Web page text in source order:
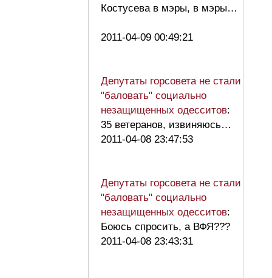
Костусева в мэры, в мэры…
2011-04-09 00:49:21
Депутаты горсовета не стали
"баловать" социально
незащищенных одесситов:
35 ветеранов, извиняюсь…
2011-04-08 23:47:53
Депутаты горсовета не стали
"баловать" социально
незащищенных одесситов:
Боюсь спросить, а ВФЯ???
2011-04-08 23:43:31